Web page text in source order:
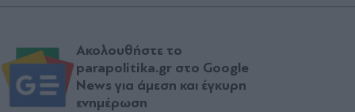
Ακολουθήστε το
parapolitika.gr στο Google
News για άμεση και έγκυρη
ενημέρωση